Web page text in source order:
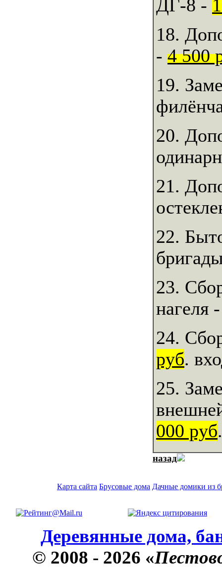
ДГ-8 -
18.
- 4 500
19.
20.
21.
22.
23.
нагеля
24.
руб.
25.
000 руб.
назад
Карта сайта Брусовые дома Дачные домики из
Деревянные дома,
© 2008 - 2026 «